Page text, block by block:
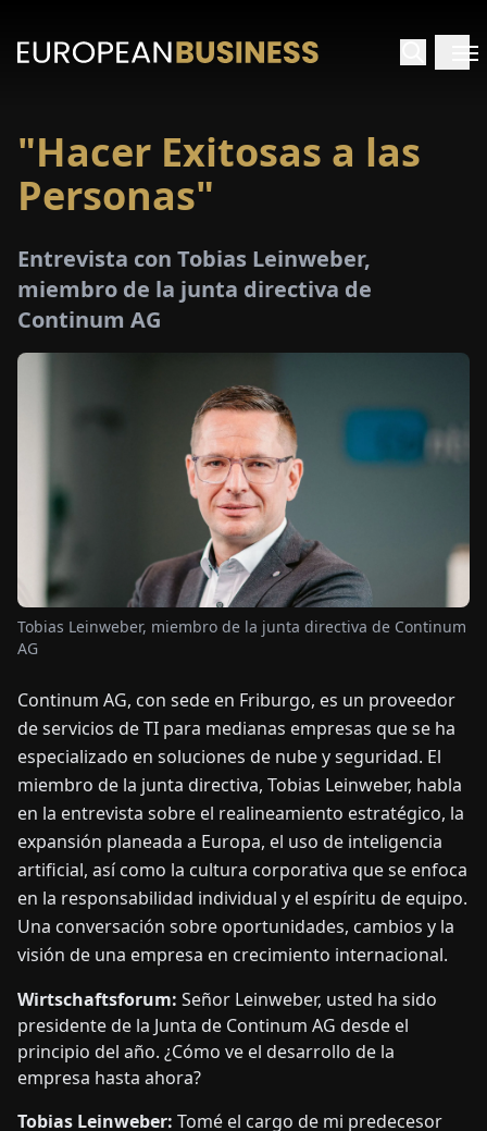
ENDEFRESITNLPLHU
"Hacer Exitosas a las
Personas"
Entrevista con Tobias Leinweber,
miembro de la junta directiva de
Continum AG
Tobias Leinweber, miembro de la junta directiva de Continum
AG
Continum AG, con sede en Friburgo, es un proveedor
de servicios de TI para medianas empresas que se ha
especializado en soluciones de nube y seguridad. El
miembro de la junta directiva, Tobias Leinweber, habla
en la entrevista sobre el realineamiento estratégico, la
expansión planeada a Europa, el uso de inteligencia
artificial, así como la cultura corporativa que se enfoca
en la responsabilidad individual y el espíritu de equipo.
Una conversación sobre oportunidades, cambios y la
visión de una empresa en crecimiento internacional.
Wirtschaftsforum: Señor Leinweber, usted ha sido
presidente de la Junta de Continum AG desde el
principio del año. ¿Cómo ve el desarrollo de la
empresa hasta ahora?
Tobias Leinweber: Tomé el cargo de mi predecesor